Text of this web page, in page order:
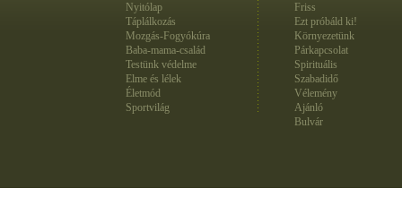
Nyitólap
Táplálkozás
Mozgás-Fogyókúra
Baba-mama-család
Testünk védelme
Elme és lélek
Életmód
Sportvilág
Friss
Ezt próbáld ki!
Környezetünk
Párkapcsolat
Spirituális
Szabadidő
Vélemény
Ajánló
Bulvár